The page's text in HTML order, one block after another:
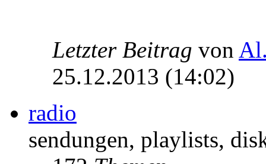
Letzter Beitrag von
25.12.2013 (14:02)
radio
sendungen, playlists,